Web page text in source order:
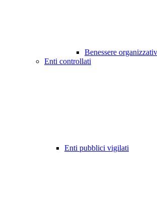
Benessere
Enti controllati
Enti pubblici vigilati